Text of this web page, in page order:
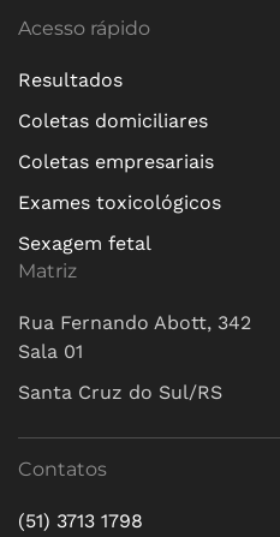
Acesso rápido
Resultados
Coletas domiciliares
Coletas empresariais
Exames toxicológicos
Sexagem fetal
Matriz
Rua Fernando Abott, 342
Sala 01
Santa Cruz do Sul/RS
Contatos
(51) 3713 1798